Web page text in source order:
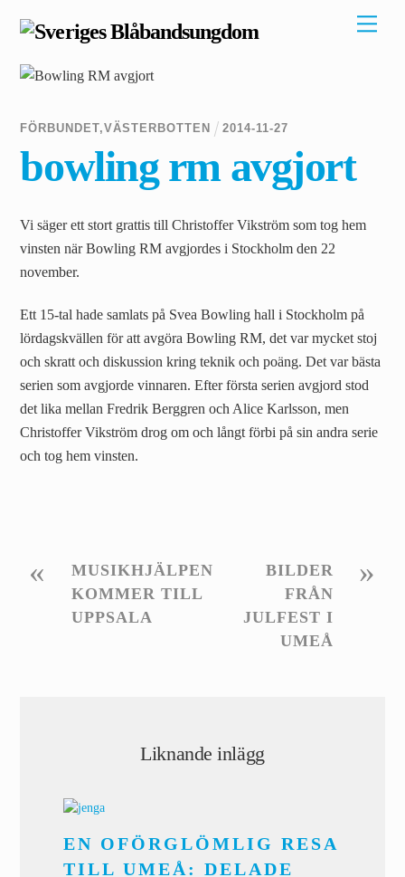
FÖRBUNDET,VÄSTERBOTTEN 2014-11-27
bowling rm avgjort
Vi säger ett stort grattis till Christoffer Vikström som tog hem
vinsten när Bowling RM avgjordes i Stockholm den 22
november.
Ett 15-tal hade samlats på Svea Bowling hall i Stockholm på
lördagskvällen för att avgöra Bowling RM, det var mycket stoj
och skratt och diskussion kring teknik och poäng. Det var bästa
serien som avgjorde vinnaren. Efter första serien avgjord stod
det lika mellan Fredrik Berggren och Alice Karlsson, men
Christoffer Vikström drog om och långt förbi på sin andra serie
och tog hem vinsten.
«
MUSIKHJÄLPEN
KOMMER TILL
UPPSALA
»
BILDER
FRÅN
JULFEST I
UMEÅ
Liknande inlägg
EN OFÖRGLÖMLIG RESA
TILL UMEÅ: DELADE